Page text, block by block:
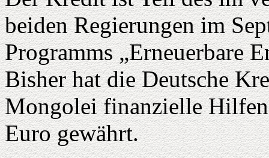
beiden Regierungen im
Programms „Erneuerbare
Bisher hat die Deutsche
Mongolei finanzielle
Euro gewährt.